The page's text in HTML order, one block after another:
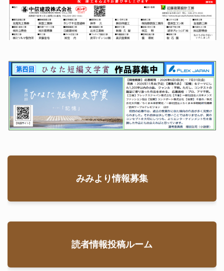
みみより情報募集
読者情報投稿ルーム